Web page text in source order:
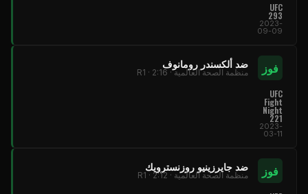
UFC
293
2023-
09-09
فوز ضد ألكسندر رومانوف
منظمة الصحة العالمية · R1 · 2:16
UFC
Fight
Night
221
2023-
03-11
فوز ضد جايرزينيو روزنسترويك
منظمة الصحة العالمية · R1 · 2:12